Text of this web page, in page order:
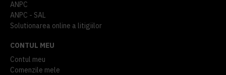
ANPC
ANPC - SAL
Solutionarea online a litigiilor
CONTUL MEU
Contul meu
Comenzile mele